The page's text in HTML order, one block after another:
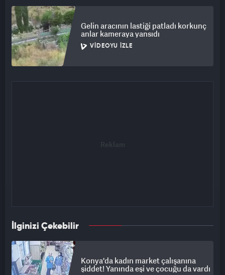
Gelin aracının lastiği patladı korkunç
anlar kameraya yansıdı
VIDEOYU İZLE
İlginizi Çekebilir
Konya'da kadın market çalışanına
şiddet! Yanında eşi ve çocuğu da vardı